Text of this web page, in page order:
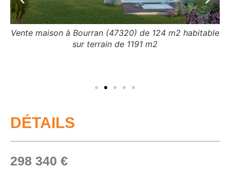
Vente maison à Bourran (47320) de 124 m2 habitable
sur terrain de 1191 m2
DÉTAILS
298 340 €